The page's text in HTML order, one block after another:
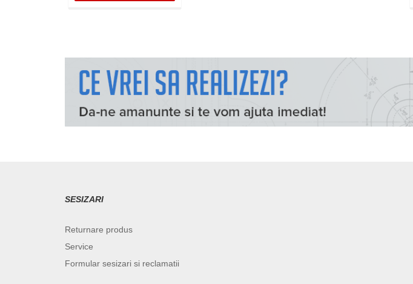
SESIZARI
Returnare produs
Service
Formular sesizari si reclamatii